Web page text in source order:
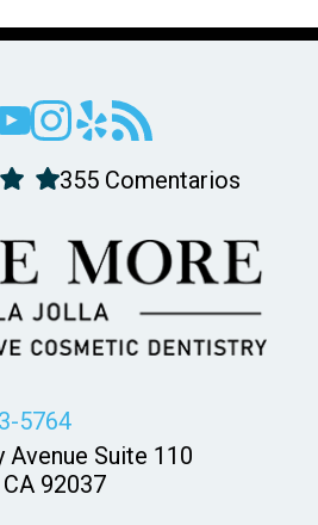
355 Comentarios
5764
Avenue Suite 110
92037